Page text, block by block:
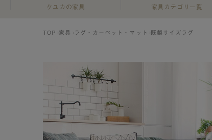
ケユカの家具 家具カテゴリ一覧
TOP 家具 ラグ・カーペット・マット 既製サイズラグ